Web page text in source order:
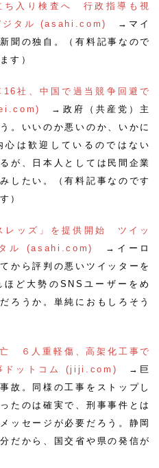
ち入り検査へ 行政指導も視
ジタル (asahi.com)
→マイ
聞の独自。（有料記事なので
す）
社、中国で過当競争回避で
→政府（共産党）主
。いいのか悪いのか、いかに
心は歓迎しているのではない
が、日本人としては民間企業
したい。（有料記事なのです
）
レッズ」を提供開始 ツイッ
ル (asahi.com)
→イーロ
から評判の悪いツイッターを
ど大勢のSNSユーザーをめ
ろうか。単純におもしろそう
６人重軽傷、高架化工事で
ドットコム (jiji.com)
→巨
故。同様の工事をストップし
たのは確実で、刑事事件とは
ッセージが必要だろう。静岡
だから、国交省や県の発信が